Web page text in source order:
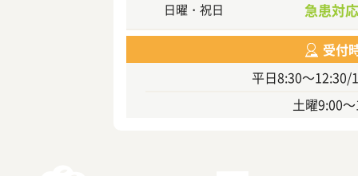
日曜・祝日 急患対応
受付
平日8:30～12:30/
土曜9:00